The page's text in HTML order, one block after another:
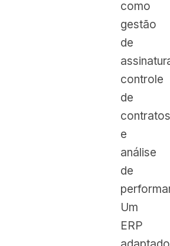
como
gestão
de
controle
de
contratos
e
análise
de
Um
ERP